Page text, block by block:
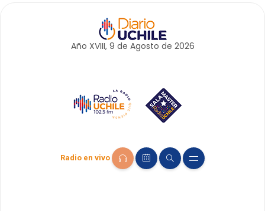
Año XVIII, 9 de Agosto de 2026
Radio en vivo